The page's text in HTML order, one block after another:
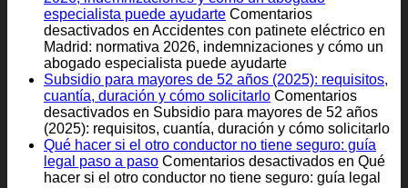
especialista puede ayudarte Comentarios
desactivados en Accidentes con patinete eléctrico en
Madrid: normativa 2026, indemnizaciones y cómo un
abogado especialista puede ayudarte
Subsidio para mayores de 52 años (2025): requisitos,
cuantía, duración y cómo solicitarlo Comentarios
desactivados en Subsidio para mayores de 52 años
(2025): requisitos, cuantía, duración y cómo solicitarlo
Qué hacer si el otro conductor no tiene seguro: guía
legal paso a paso Comentarios desactivados en Qué
hacer si el otro conductor no tiene seguro: guía legal